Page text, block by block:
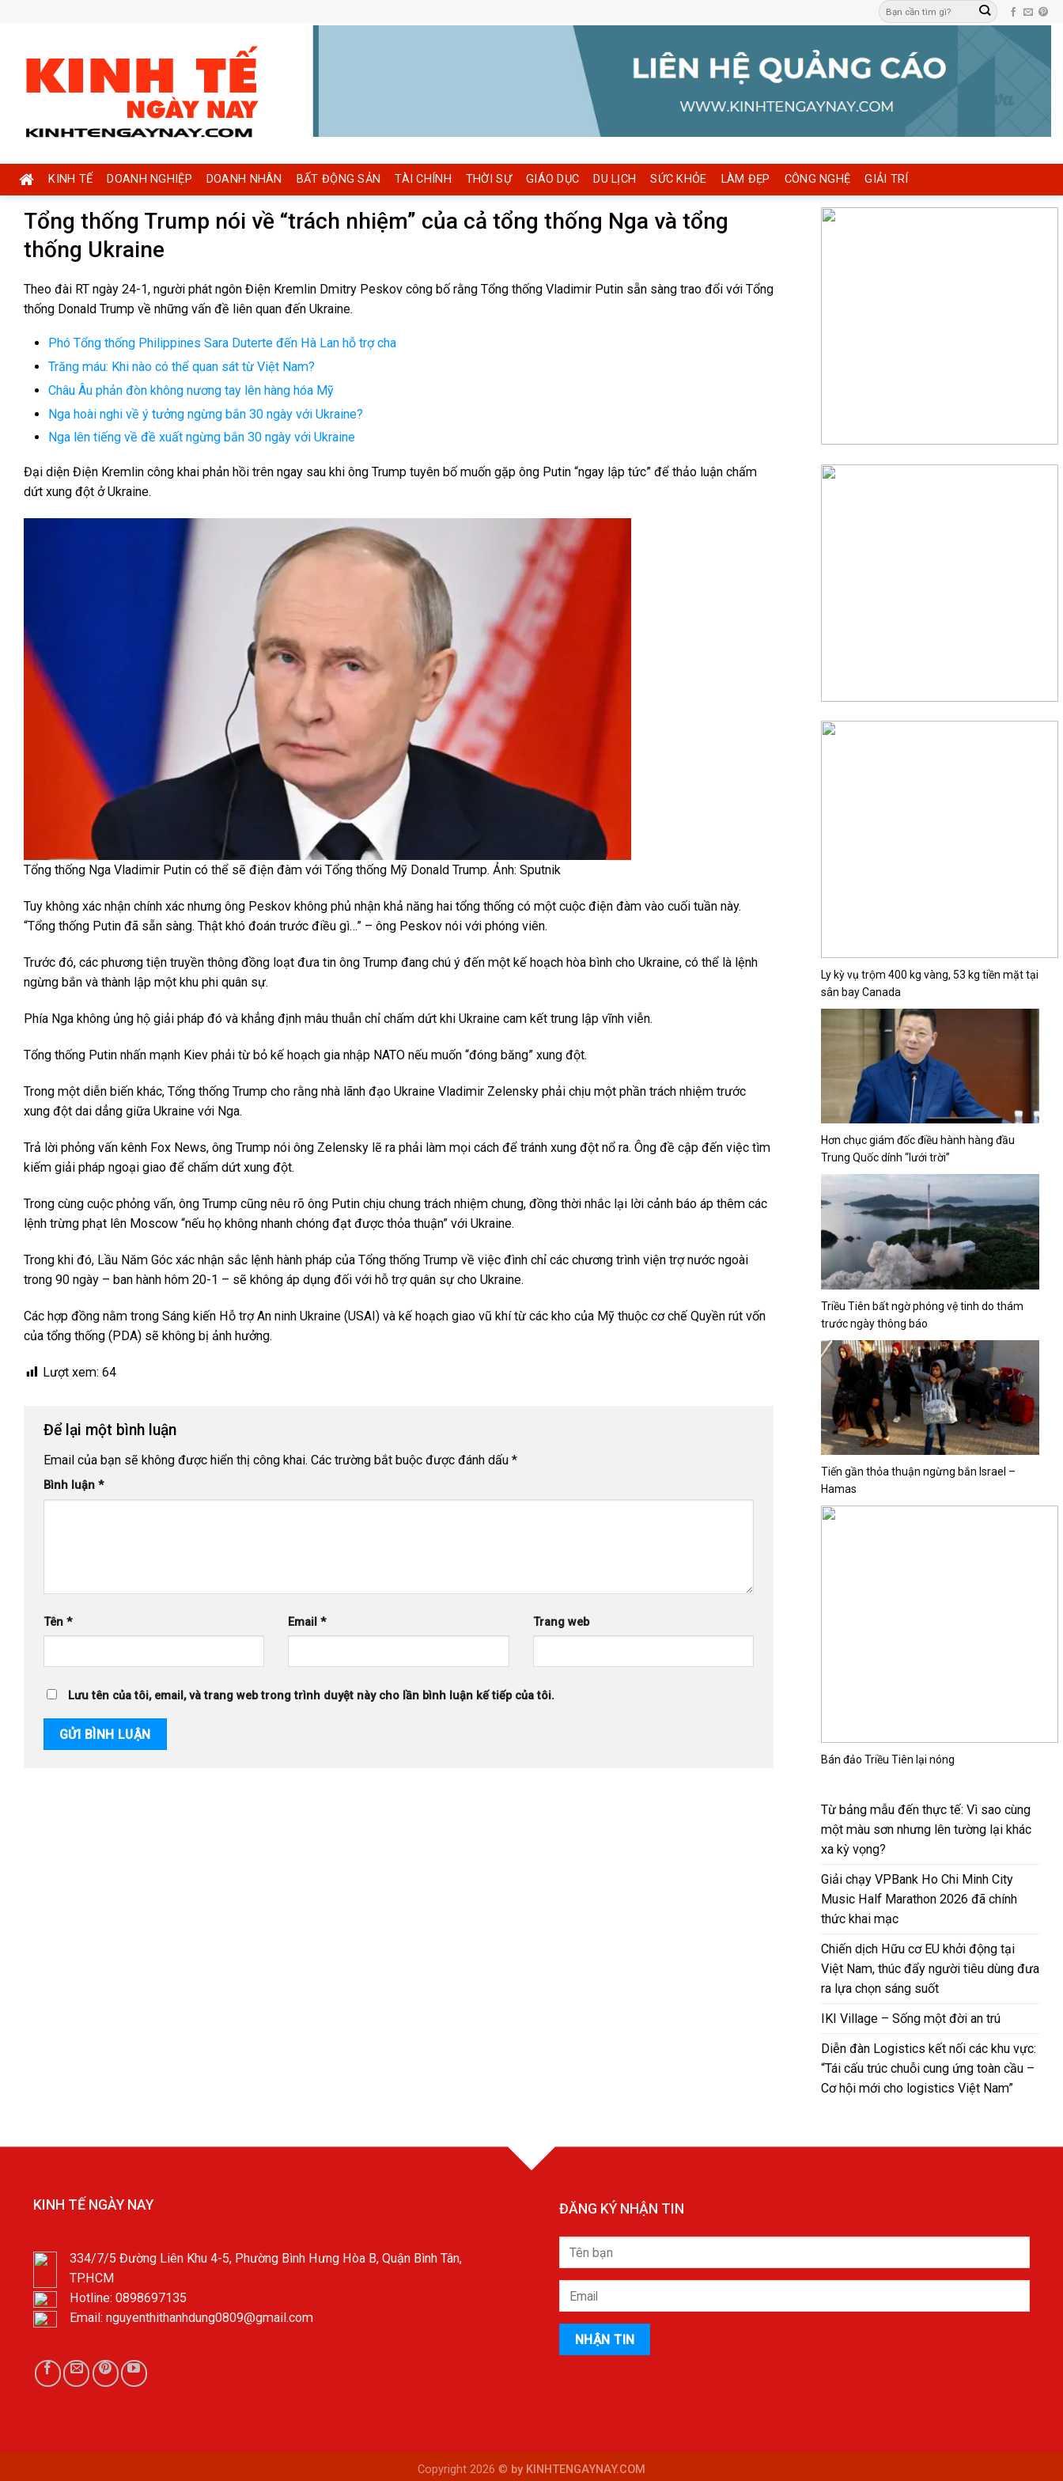
KINH TẾ DOANH NGHIỆP DOANH NHÂN BẤT ĐỘNG SẢN TÀI CHÍNH THỜI SỰ GIÁO DỤC DU LỊCH SỨC KHỎE LÀM ĐẸP CÔNG NGHỆ GIẢI TRÍ
Tổng thống Trump nói về “trách nhiệm” của cả tổng thống Nga và tổng
thống Ukraine
Theo đài RT ngày 24-1, người phát ngôn Điện Kremlin Dmitry Peskov công bố rằng Tổng thống Vladimir Putin sẵn sàng trao đổi với Tổng
thống Donald Trump về những vấn đề liên quan đến Ukraine.
Phó Tổng thống Philippines Sara Duterte đến Hà Lan hỗ trợ cha
Trăng máu: Khi nào có thể quan sát từ Việt Nam?
Châu Âu phản đòn không nương tay lên hàng hóa Mỹ
Nga hoài nghi về ý tưởng ngừng bắn 30 ngày với Ukraine?
Nga lên tiếng về đề xuất ngừng bắn 30 ngày với Ukraine
Đại diện Điện Kremlin công khai phản hồi trên ngay sau khi ông Trump tuyên bố muốn gặp ông Putin “ngay lập tức” để thảo luận chấm
dứt xung đột ở Ukraine.
Tổng thống Nga Vladimir Putin có thể sẽ điện đàm với Tổng thống Mỹ Donald Trump. Ảnh: Sputnik
Tuy không xác nhận chính xác nhưng ông Peskov không phủ nhận khả năng hai tổng thống có một cuộc điện đàm vào cuối tuần này.
“Tổng thống Putin đã sẵn sàng. Thật khó đoán trước điều gì…” – ông Peskov nói với phóng viên.
Trước đó, các phương tiện truyền thông đồng loạt đưa tin ông Trump đang chú ý đến một kế hoạch hòa bình cho Ukraine, có thể là lệnh
ngừng bắn và thành lập một khu phi quân sự.
Phía Nga không ủng hộ giải pháp đó và khẳng định mâu thuẫn chỉ chấm dứt khi Ukraine cam kết trung lập vĩnh viễn.
Tổng thống Putin nhấn mạnh Kiev phải từ bỏ kế hoạch gia nhập NATO nếu muốn “đóng băng” xung đột.
Trong một diễn biến khác, Tổng thống Trump cho rằng nhà lãnh đạo Ukraine Vladimir Zelensky phải chịu một phần trách nhiệm trước
xung đột dai dẳng giữa Ukraine với Nga.
Trả lời phỏng vấn kênh Fox News, ông Trump nói ông Zelensky lẽ ra phải làm mọi cách để tránh xung đột nổ ra. Ông đề cập đến việc tìm
kiếm giải pháp ngoại giao để chấm dứt xung đột.
Trong cùng cuộc phỏng vấn, ông Trump cũng nêu rõ ông Putin chịu chung trách nhiệm chung, đồng thời nhắc lại lời cảnh báo áp thêm các
lệnh trừng phạt lên Moscow “nếu họ không nhanh chóng đạt được thỏa thuận” với Ukraine.
Trong khi đó, Lầu Năm Góc xác nhận sắc lệnh hành pháp của Tổng thống Trump về việc đình chỉ các chương trình viện trợ nước ngoài
trong 90 ngày – ban hành hôm 20-1 – sẽ không áp dụng đối với hỗ trợ quân sự cho Ukraine.
Các hợp đồng nằm trong Sáng kiến Hỗ trợ An ninh Ukraine (USAI) và kế hoạch giao vũ khí từ các kho của Mỹ thuộc cơ chế Quyền rút vốn
của tổng thống (PDA) sẽ không bị ảnh hưởng.
Lượt xem: 64
Để lại một bình luận
Email của bạn sẽ không được hiển thị công khai. Các trường bắt buộc được đánh dấu *
Bình luận *
Tên * Email* Trang web
Lưu tên của tôi, email, và trang web trong trình duyệt này cho lần bình luận kế tiếp của tôi.
Ly kỳ vụ trộm 400 kg vàng, 53 kg tiền mặt tại
sân bay Canada
Hơn chục giám đốc điều hành hàng đầu
Trung Quốc dính “lưới trời”
Triều Tiên bất ngờ phóng vệ tinh do thám
trước ngày thông báo
Tiến gần thỏa thuận ngừng bắn Israel –
Hamas
Bán đảo Triều Tiên lại nóng
Từ bảng mẫu đến thực tế: Vì sao cùng
một màu sơn nhưng lên tường lại khác
xa kỳ vọng?
Giải chạy VPBank Ho Chi Minh City
Music Half Marathon 2026 đã chính
thức khai mạc
Chiến dịch Hữu cơ EU khởi động tại
Việt Nam, thúc đẩy người tiêu dùng đưa
ra lựa chọn sáng suốt
IKI Village – Sống một đời an trú
Diễn đàn Logistics kết nối các khu vực:
“Tái cấu trúc chuỗi cung ứng toàn cầu –
Cơ hội mới cho logistics Việt Nam”
KINH TẾ NGÀY NAY
334/7/5 Đường Liên Khu 4-5, Phường Bình Hưng Hòa B, Quận Bình Tân,
TP.HCM
Hotline: 0898697135
Email: nguyenthithanhdung0809@gmail.com
ĐĂNG KÝ NHẬN TIN
Copyright 2026 © by KINHTENGAYNAY.COM